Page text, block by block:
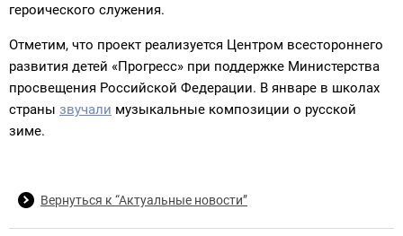
героического служения.
Отметим, что проект реализуется Центром всестороннего
развития детей «Прогресс» при поддержке Министерства
просвещения Российской Федерации. В январе в школах
страны звучали музыкальные композиции о русской
зиме.
Вернуться к “Актуальные новости”